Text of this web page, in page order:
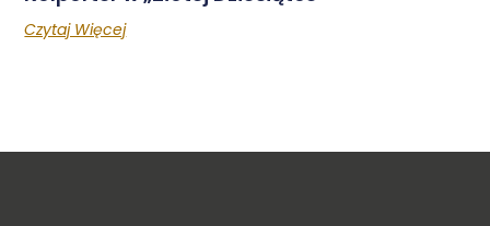
Czytaj Więcej